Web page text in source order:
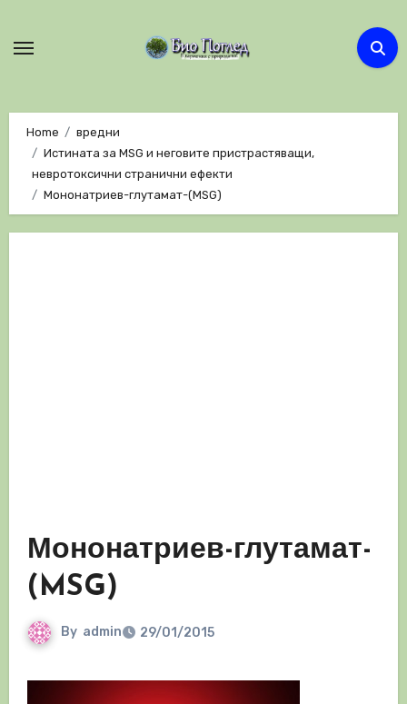
Home
вредни
Истината за MSG и неговите пристрастяващи,
невротоксични странични ефекти
Мононатриев-глутамат-(MSG)
Мононатриев-глутамат-
(MSG)
By admin 29/01/2015